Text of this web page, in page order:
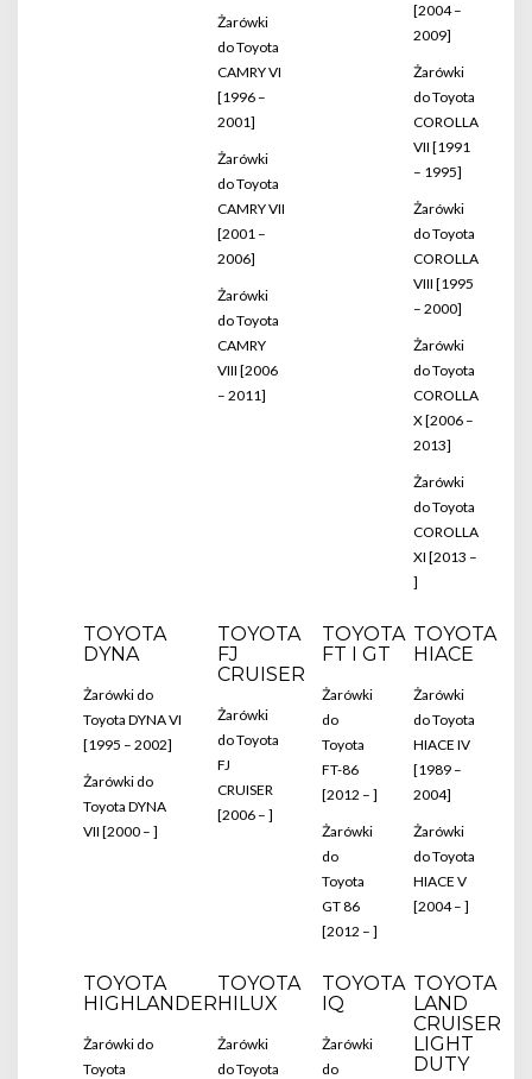
Żarówki
do Toyota
CAMRY VI
[1996 –
2001]
Żarówki
do Toyota
CAMRY VII
[2001 –
2006]
Żarówki
do Toyota
CAMRY
VIII [2006
– 2011]
[2004 –
2009]
Żarówki
do Toyota
COROLLA
VII [1991
– 1995]
Żarówki
do Toyota
COROLLA
VIII [1995
– 2000]
Żarówki
do Toyota
COROLLA
X [2006 –
2013]
Żarówki
do Toyota
COROLLA
XI [2013 –
]
TOYOTA
DYNA
Żarówki do
Toyota DYNA VI
[1995 – 2002]
Żarówki do
Toyota DYNA
VII [2000 – ]
TOYOTA
FJ
CRUISER
Żarówki
do Toyota
FJ
CRUISER
[2006 – ]
TOYOTA
FT I GT
Żarówki
do
Toyota
FT-86
[2012 – ]
Żarówki
do
Toyota
GT 86
[2012 – ]
TOYOTA
HIACE
Żarówki
do Toyota
HIACE IV
[1989 –
2004]
Żarówki
do Toyota
HIACE V
[2004 – ]
TOYOTA
HIGHLANDER
Żarówki do
Toyota
TOYOTA
HILUX
Żarówki
do Toyota
TOYOTA
IQ
Żarówki
do
TOYOTA
LAND
CRUISER
LIGHT
DUTY